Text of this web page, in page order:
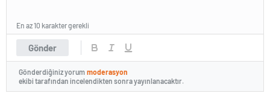
Gönder
En az 10 karakter gerekli
Gönderdiğiniz yorum moderasyon
ekibi tarafından incelendikten sonra yayınlanacaktır.